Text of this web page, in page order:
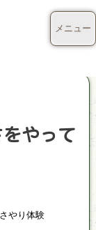
をやって
やり体験
メニュー